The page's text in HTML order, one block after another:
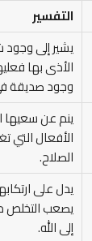
التفسير
يشير إلى
الأذى بها
وجود صديقة
ينم عن سعيها
الأفعال التي
الصلاح.
يدل على
يصعب التخلص
إلى الله.